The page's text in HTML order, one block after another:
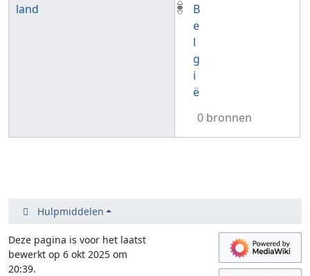
land
B
e
l
g
i
ë
0 bronnen
Hulpmiddelen
Deze pagina is voor het laatst
bewerkt op 6 okt 2025 om
20:39.